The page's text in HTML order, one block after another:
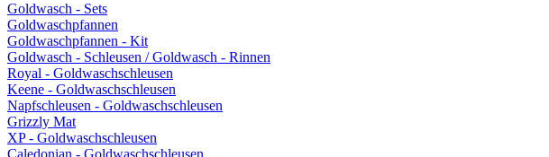
Goldwasch - Sets
Goldwaschpfannen
Goldwaschpfannen - Kit
Goldwasch - Schleusen / Goldwasch - Rinnen
Royal - Goldwaschschleusen
Keene - Goldwaschschleusen
Napfschleusen - Goldwaschschleusen
Grizzly Mat
XP - Goldwaschschleusen
Caledonian - Goldwaschschleusen